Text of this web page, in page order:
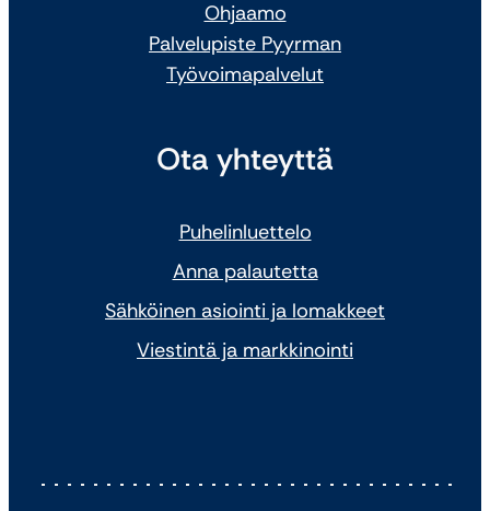
Ohjaamo
Palvelupiste Pyyrman
Työvoimapalvelut
Ota yhteyttä
Puhelinluettelo
Anna palautetta
Sähköinen asiointi ja lomakkeet
Viestintä ja markkinointi